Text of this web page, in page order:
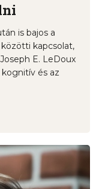
is bajos a
kapcsolat,
E. LeDoux
és az